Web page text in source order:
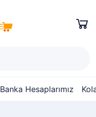
Banka Hesaplarımız